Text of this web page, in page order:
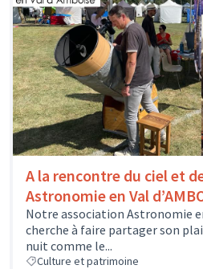
A la rencontre du ciel et
Astronomie en Val
Notre association Astronomie
cherche à faire partager son
nuit comme le...
Culture et patrimoine